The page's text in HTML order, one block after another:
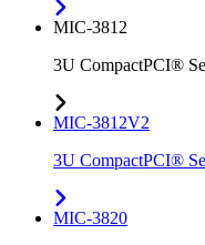
MIC-3812
3U CompactPCI®
MIC-3812V2
3U CompactPCI®
MIC-3820